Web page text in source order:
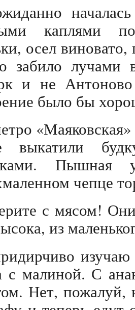
каплями
осел
забило
и не
было бы
выкатили
Пышная
чепце
с мясом!
из
изучаю
с малиной. С
Нет, пожалуй,